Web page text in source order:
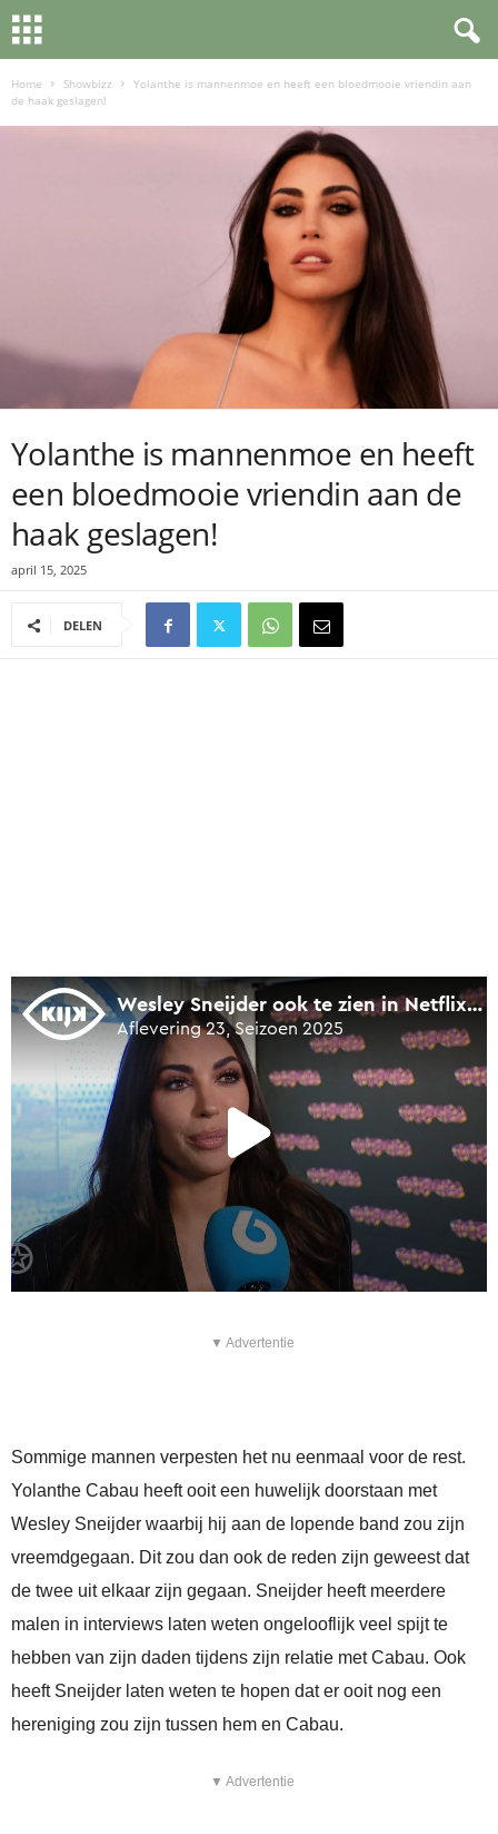
Home Showbizz
Yolanthe is mannenmoe en heeft een bloedmooie vriendin aan
de haak geslagen!
Yolanthe is mannenmoe en heeft
een bloedmooie vriendin aan de
haak geslagen!
april 15, 2025
DELEN
▼ Advertentie
Sommige mannen verpesten het nu eenmaal voor de rest.
Yolanthe Cabau heeft ooit een huwelijk doorstaan met
Wesley Sneijder waarbij hij aan de lopende band zou zijn
vreemdgegaan. Dit zou dan ook de reden zijn geweest dat
de twee uit elkaar zijn gegaan. Sneijder heeft meerdere
malen in interviews laten weten ongelooflijk veel spijt te
hebben van zijn daden tijdens zijn relatie met Cabau. Ook
heeft Sneijder laten weten te hopen dat er ooit nog een
hereniging zou zijn tussen hem en Cabau.
▼ Advertentie